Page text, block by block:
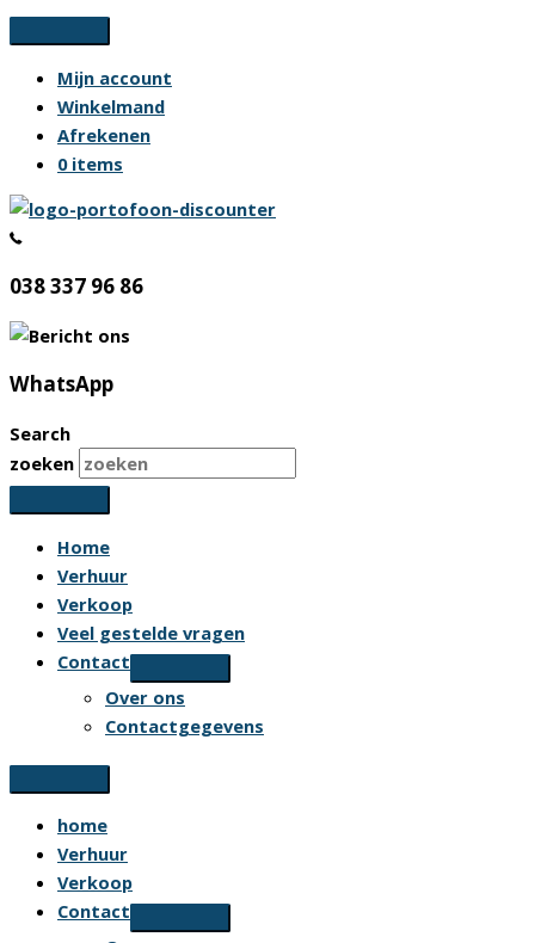
Ga
naar
inhoud
Mijn account
Winkelmand
Afrekenen
0 items
038 337 96 86
WhatsApp
Search
zoeken
Home
Verhuur
Verkoop
Veel gestelde vragen
Contact
Over ons
Contactgegevens
home
Verhuur
Verkoop
Contact